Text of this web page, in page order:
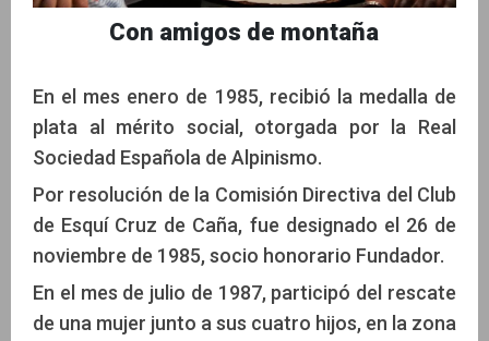
Con amigos de montaña
En el mes enero de 1985, recibió la medalla de
plata al mérito social, otorgada por la Real
Sociedad Española de Alpinismo.
Por resolución de la Comisión Directiva del Club
de Esquí Cruz de Caña, fue designado el 26 de
noviembre de 1985, socio honorario Fundador.
En el mes de julio de 1987, participó del rescate
de una mujer junto a sus cuatro hijos, en la zona